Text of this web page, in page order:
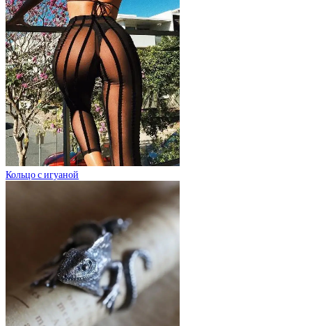
Кольцо с игуаной